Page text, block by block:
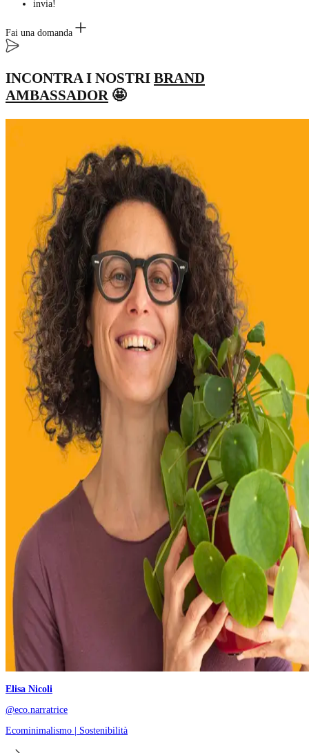
invia!
Fai una domanda
INCONTRA I NOSTRI BRAND
AMBASSADOR 🤩
Elisa Nicoli
@eco.narratrice
Ecominimalismo | Sostenibilità